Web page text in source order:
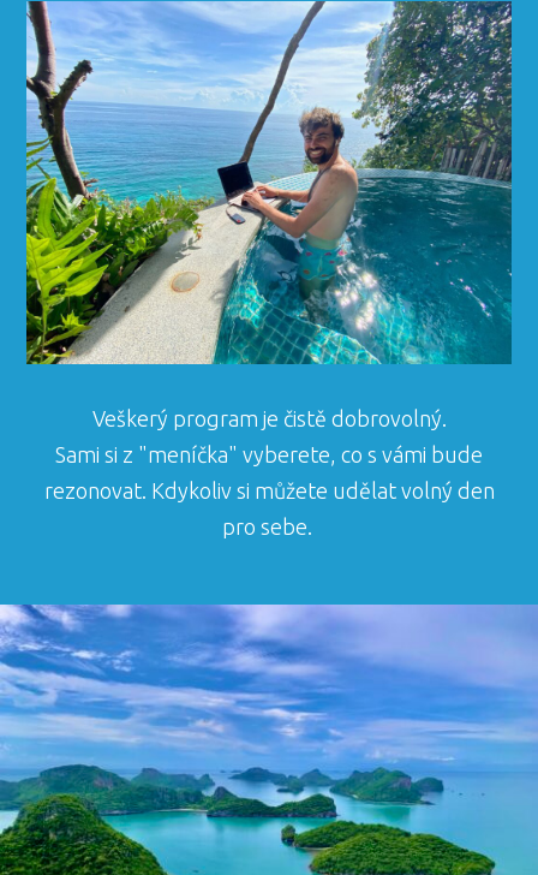
Veškerý program je čistě dobrovolný.
Sami si z "meníčka" vyberete, co s vámi bude
rezonovat. Kdykoliv si můžete udělat volný den
pro sebe.